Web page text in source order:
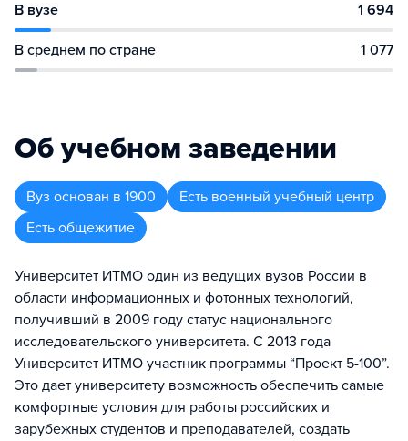
В вузе 1 694
В среднем по стране 1 077
Об учебном заведении
Вуз основан в 1900
Есть военный учебный центр
Есть общежитие
Университет ИТМО один из ведущих вузов России в
области информационных и фотонных технологий,
получивший в 2009 году статус национального
исследовательского университета. С 2013 года
Университет ИТМО участник программы “Проект 5-100”.
Это дает университету возможность обеспечить самые
комфортные условия для работы российских и
зарубежных студентов и преподавателей, создать